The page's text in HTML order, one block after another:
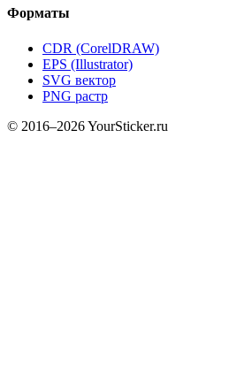
Форматы
CDR (CorelDRAW)
EPS (Illustrator)
SVG вектор
PNG растр
© 2016–2026 YourSticker.ru